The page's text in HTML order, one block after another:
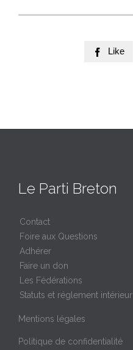
 Like
Le Parti Breton
Contact
Foire aux Questions
Adhérer
Faire un don
Les Fédérations
Statuts et réglement intérieur
Mentions légales
Politique de confidentialité